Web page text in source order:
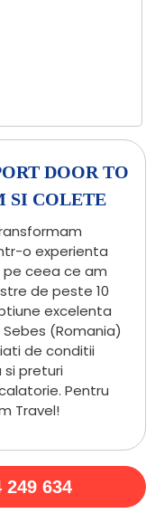
DOOR TO
SI COLETE
o experienta
ceea ce am
de peste 10
excelenta
(Romania)
de conditii
preturi
Pentru
Travel!
249 634